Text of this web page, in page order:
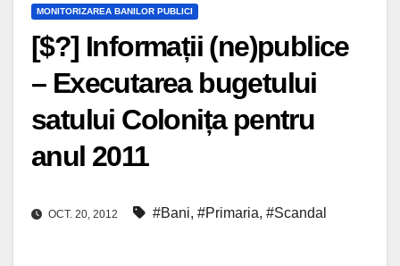
MONITORIZAREA BANILOR PUBLICI
[$?] Informații (ne)publice
– Executarea bugetului
satului Colonița pentru
anul 2011
OCT. 20, 2012 #Bani, #Primaria, #Scandal